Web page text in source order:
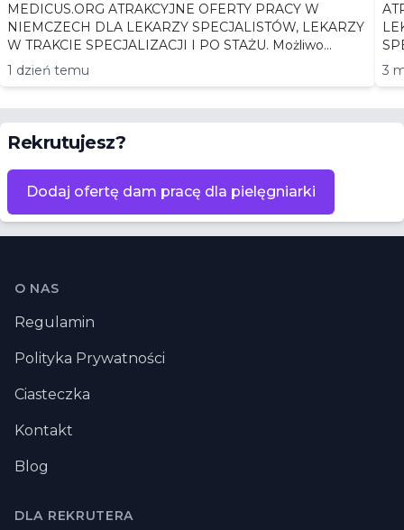
MEDICUS.ORG ATRAKCYJNE OFERTY PRACY W
NIEMCZECH DLA LEKARZY SPECJALISTÓW, LEKARZY
W TRAKCIE SPECJALIZACJI I PO STAŻU. Możliwo...
1 dzień temu
3
Rekrutujesz?
Dodaj ofertę dam pracę dla pielęgniarki
Stopka
O NAS
Regulamin
Polityka Prywatności
Ciasteczka
Kontakt
Blog
DLA REKRUTERA